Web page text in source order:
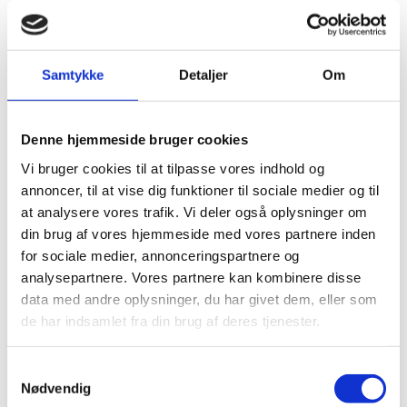
Samtykke Detaljer Om
Denne hjemmeside bruger cookies
Vi bruger cookies til at tilpasse vores indhold og
annoncer, til at vise dig funktioner til sociale medier og til
at analysere vores trafik. Vi deler også oplysninger om
din brug af vores hjemmeside med vores partnere inden
for sociale medier, annonceringspartnere og
analysepartnere. Vores partnere kan kombinere disse
data med andre oplysninger, du har givet dem, eller som
de har indsamlet fra din brug af deres tjenester.
Nødvendig
Har du husket?
-31%
No Noise - Vinyl prof.
u/damspær
720,00
oprindelige
pris
var:
720,00 kr..
aktuelle
pris
er:
499,00 kr..
Andre har også kigget
på...
-20%